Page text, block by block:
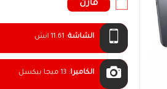
قارن
الشاشة: 11.61 انش
الكاميرا: 13 ميجا بيكسل